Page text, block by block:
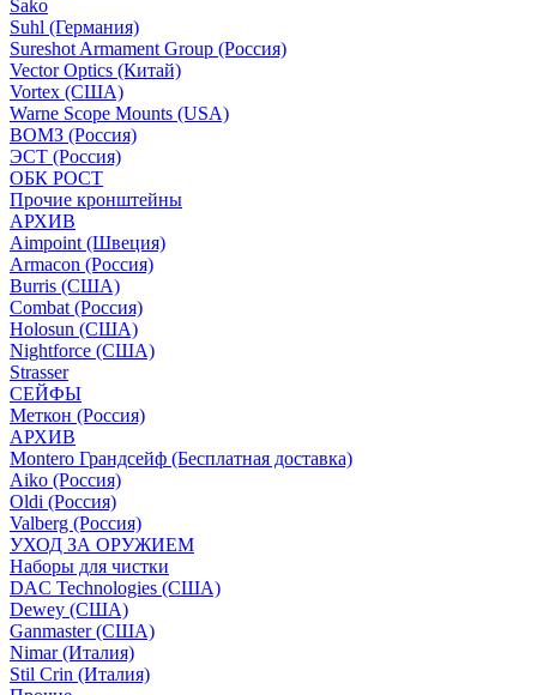
Sako
Suhl (Германия)
Sureshot Armament Group (Россия)
Vector Optics (Китай)
Vortex (США)
Warne Scope Mounts (USA)
ВОМЗ (Россия)
ЭСТ (Россия)
ОБК РОСТ
Прочие кронштейны
АРХИВ
Aimpoint (Швеция)
Armacon (Россия)
Burris (США)
Combat (Россия)
Holosun (США)
Nightforce (США)
Strasser
СЕЙФЫ
Меткон (Россия)
АРХИВ
Montero Грандсейф (Бесплатная доставка)
Aiko (Россия)
Oldi (Россия)
Valberg (Россия)
УХОД ЗА ОРУЖИЕМ
Наборы для чистки
DAC Technologies (США)
Dewey (США)
Ganmaster (США)
Nimar (Италия)
Stil Crin (Италия)